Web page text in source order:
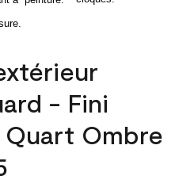
- Fini
Ombre